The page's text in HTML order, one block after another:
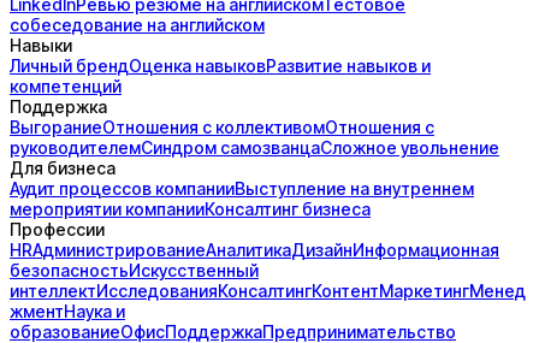
LinkedInРевью резюме на английскомТестовое
собеседование на английском
Навыки
Личный брендОценка навыковРазвитие навыков и
компетенций
Поддержка
ВыгораниеОтношения с коллективомОтношения с
руководителемСиндром самозванцаСложное увольнение
Для бизнеса
Аудит процессов компанииВыступление на внутреннем
мероприятии компанииКонсалтинг бизнеса
Профессии
HRАдминистрированиеАналитикаДизайнИнформационная
безопасностьИскусственный
интеллектИсследованияКонсалтингКонтентМаркетингМенед
жментНаука и
образованиеОфисПоддержкаПредпринимательство